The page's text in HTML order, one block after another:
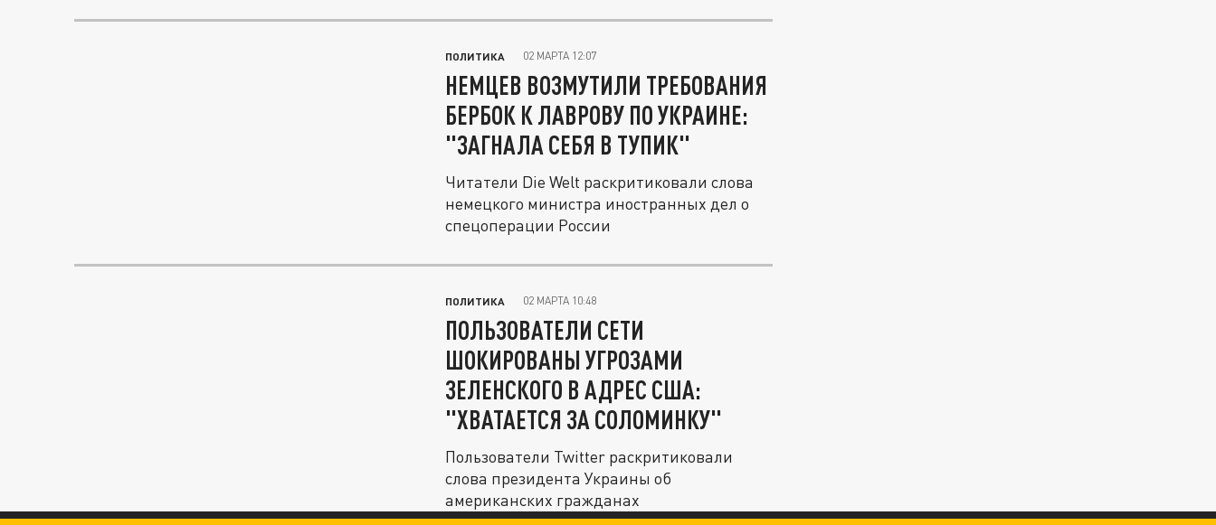
ПОЛИТИКА 02 МАРТА 12:07
НЕМЦЕВ ВОЗМУТИЛИ ТРЕБОВАНИЯ
БЕРБОК К ЛАВРОВУ ПО УКРАИНЕ:
"ЗАГНАЛА СЕБЯ В ТУПИК"
Читатели Die Welt раскритиковали слова
немецкого министра иностранных дел о
спецоперации России
ПОЛИТИКА 02 МАРТА 10:48
ПОЛЬЗОВАТЕЛИ СЕТИ
ШОКИРОВАНЫ УГРОЗАМИ
ЗЕЛЕНСКОГО В АДРЕС США:
"ХВАТАЕТСЯ ЗА СОЛОМИНКУ"
Пользователи Twitter раскритиковали
слова президента Украины об
американских гражданах